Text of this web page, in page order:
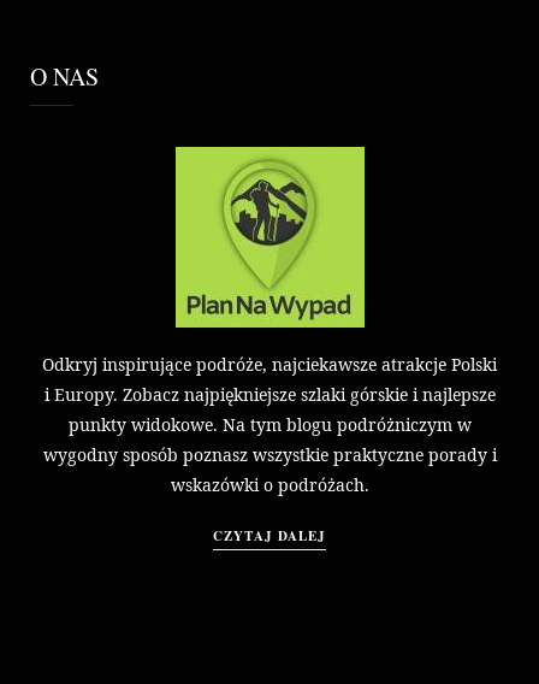
O NAS
Odkryj inspirujące podróże, najciekawsze atrakcje Polski
i Europy. Zobacz najpiękniejsze szlaki górskie i najlepsze
punkty widokowe. Na tym blogu podróżniczym w
wygodny sposób poznasz wszystkie praktyczne porady i
wskazówki o podróżach.
CZYTAJ DALEJ